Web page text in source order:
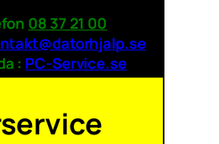
08 37 21 00
: PC-Service.se